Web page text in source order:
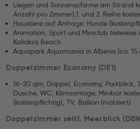
Liegen und Sonnenschirme am Strand
Anzahl pro Zimmer),1. und 2. Reihe
Haustiere auf Anfrage: Hunde
Animation, Sport und Miniclub teilweise
Kaliakra Beach
Aquapark Aquamania in Albena (ca.
Doppelzimmer Economy (DE1)
16-20 qm, Doppel, Economy, Parkblick,
Dusche, WC, Klimaanlage, Minibar
(kostenpflichtig), TV, Balkon (möbliert)
Doppelzimmer seitl. Meerblick